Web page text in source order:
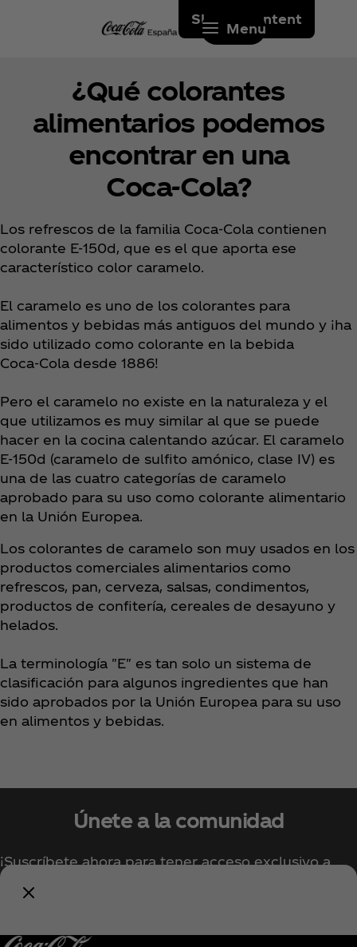
Skip to content
Menu
¿Qué colorantes
alimentarios podemos
encontrar en una
Coca‑Cola?
Los refrescos de la familia Coca‑Cola contienen
colorante E-150d, que es el que aporta ese
característico color caramelo.
El caramelo es uno de los colorantes para
alimentos y bebidas más antiguos del mundo y ¡ha
sido utilizado como colorante en la bebida
Coca‑Cola desde 1886!
Pero el caramelo no existe en la naturaleza y el
que utilizamos es muy similar al que se puede
hacer en la cocina calentando azúcar. El caramelo
E-150d (caramelo de sulfito amónico, clase IV) es
una de las cuatro categorías de caramelo
aprobado para su uso como colorante alimentario
en la Unión Europea.
Los colorantes de caramelo son muy usados en los
productos comerciales alimentarios como
refrescos, pan, cerveza, salsas, condimentos,
productos de confitería, cereales de desayuno y
helados.
La terminología "E" es tan solo un sistema de
clasificación para algunos ingredientes que han
sido aprobados por la Unión Europea para su uso
en alimentos y bebidas.
Únete a la comunidad
¡Suscríbete ahora para tener acceso exclusivo a
todo lo relacionado con Coca‑Cola!